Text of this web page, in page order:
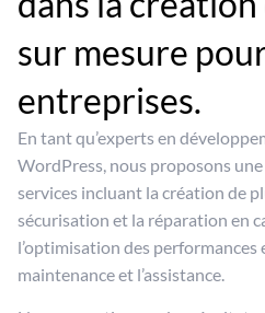
sur mesure
entreprises.
En tant qu’experts en
WordPress, nous proposons
services incluant la création de
sécurisation et la réparation en
l’optimisation des performances
maintenance et l’assistance.